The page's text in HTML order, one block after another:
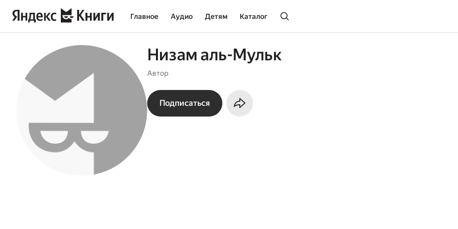
Главное Аудио Детям Каталог
Низам аль-Мульк
Автор
Подписаться